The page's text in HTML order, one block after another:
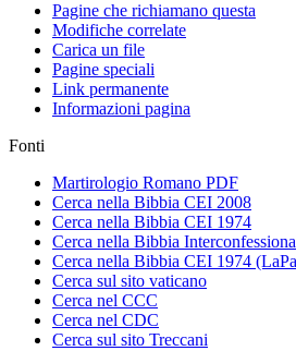
Pagine che richiamano questa
Modifiche correlate
Carica un file
Pagine speciali
Link permanente
Informazioni pagina
Fonti
Martirologio Romano PDF
Cerca nella Bibbia CEI 2008
Cerca nella Bibbia CEI 1974
Cerca nella Bibbia
Cerca nella Bibbia CEI 1974
Cerca sul sito vaticano
Cerca nel CCC
Cerca nel CDC
Cerca sul sito Treccani